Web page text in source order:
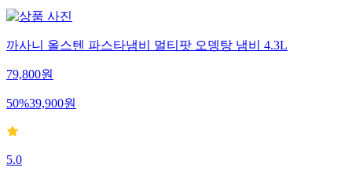
까사니 올스텐 파스타냄비 멀티팟 오뎅탕 냄비 4.3L
79,800원
50%39,900원
5.0